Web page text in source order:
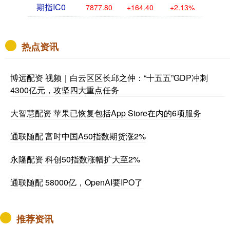
期指IC0 7877.80 +164.40 +2.13%
热点资讯
博远配资 视频｜白云区区长邱之仲：“十五五”GDP冲刺
4300亿元，攻坚四大重点任务
大智慧配资 苹果已恢复包括App Store在内的6项服务
通联随配 富时中国A50指数期货涨2%
永隆配资 科创50指数涨幅扩大至2%
通联随配 58000亿，OpenAI要IPO了
推荐资讯